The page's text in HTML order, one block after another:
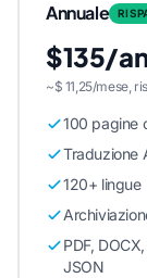
Annuale
$135/
~$ 11,25/mese,
100 pagine
Traduzione
120+ lingue
PDF,
JSON